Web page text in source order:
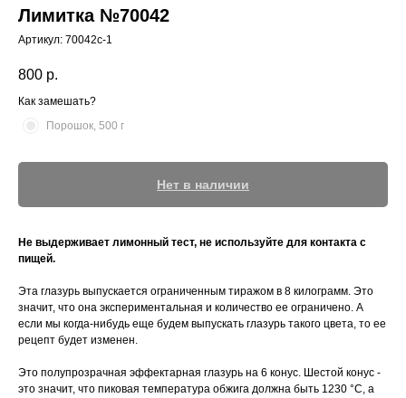
Лимитка №70042
Артикул: 70042с-1
800 р.
Как замешать?
Порошок, 500 г
Нет в наличии
Не выдерживает лимонный тест, не используйте для контакта с
пищей.
Эта глазурь выпускается ограниченным тиражом в 8 килограмм. Это
значит, что она экспериментальная и количество ее ограничено. А
если мы когда-нибудь еще будем выпускать глазурь такого цвета, то ее
рецепт будет изменен.
Это полупрозрачная эффектарная глазурь на 6 конус. Шестой конус -
это значит, что пиковая температура обжига должна быть 1230 °C, а